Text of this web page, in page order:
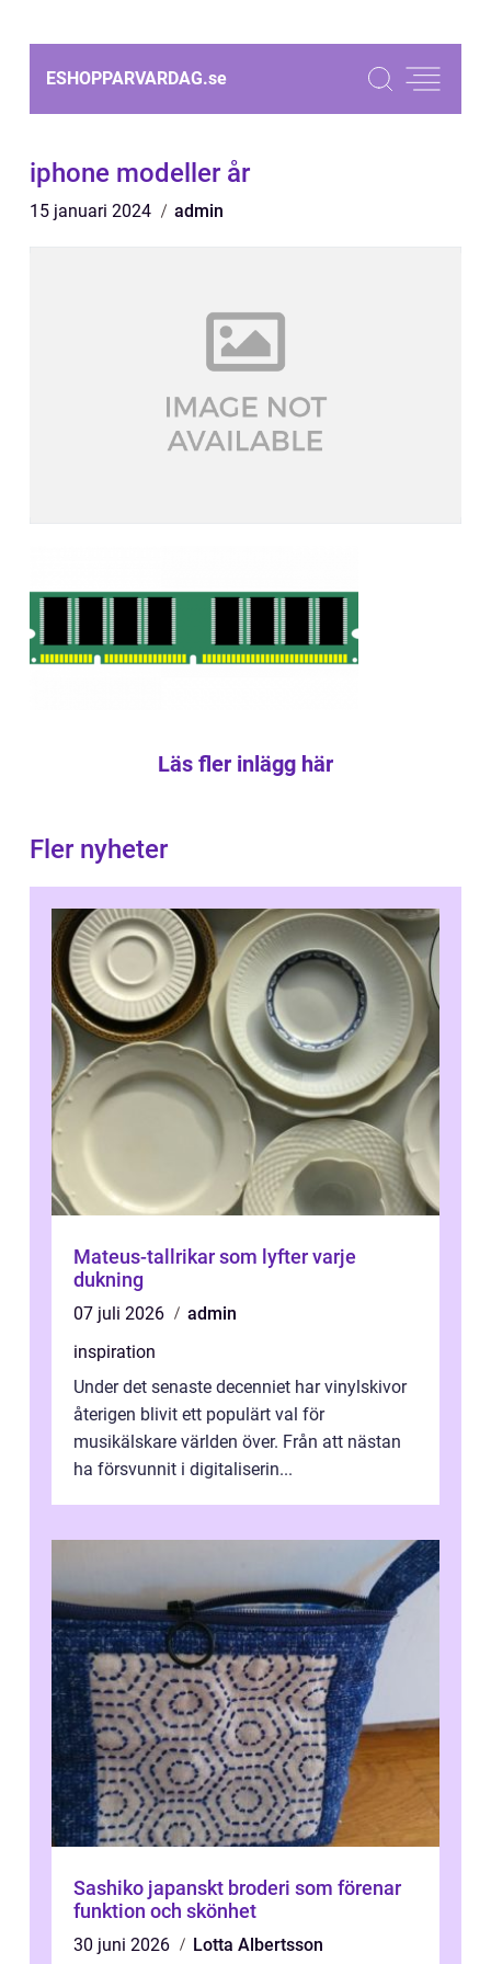
ESHOPPARVARDAG.se
iphone modeller år
15 januari 2024 admin
Läs fler inlägg här
Fler nyheter
Mateus-tallrikar som lyfter varje
dukning
07 juli 2026
admin
inspiration
Under det senaste decenniet har vinylskivor
återigen blivit ett populärt val för
musikälskare världen över. Från att nästan
ha försvunnit i digitaliserin...
Sashiko japanskt broderi som förenar
funktion och skönhet
30 juni 2026 Lotta Albertsson